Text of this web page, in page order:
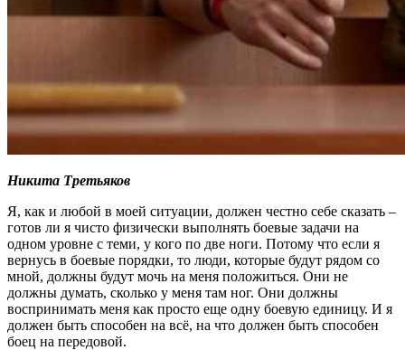
Никита Третьяков
Я, как и любой в моей ситуации, должен честно себе сказать –
готов ли я чисто физически выполнять боевые задачи на
одном уровне с теми, у кого по две ноги. Потому что если я
вернусь в боевые порядки, то люди, которые будут рядом со
мной, должны будут мочь на меня положиться. Они не
должны думать, сколько у меня там ног. Они должны
воспринимать меня как просто еще одну боевую единицу. И я
должен быть способен на всё, на что должен быть способен
боец на передовой.